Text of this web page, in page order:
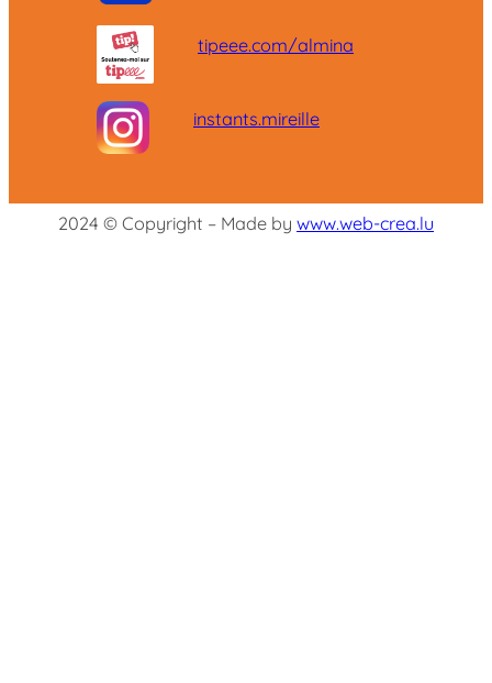
tipeee.com/almina
instants.mireille
2024 © Copyright – Made by www.web-crea.lu